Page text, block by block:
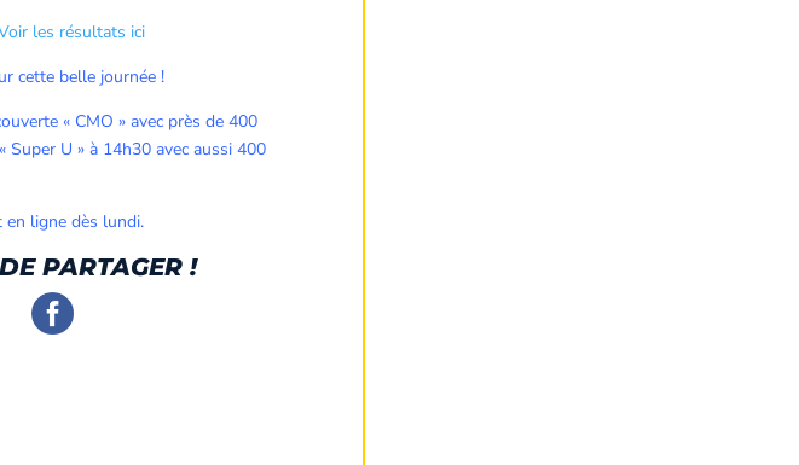
les résultats ici
cette belle journée !
« CMO » avec près de 400
Super U » à 14h30 avec aussi 400
ligne dès lundi.
PARTAGER !